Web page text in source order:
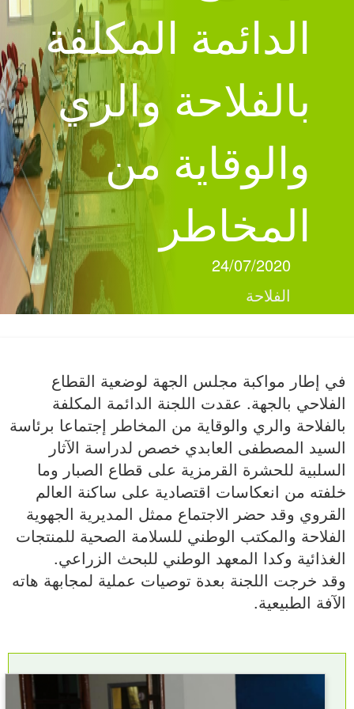
الدائمة المكلفة
بالفلاحة والري
والوقاية من
المخاطر
24/07/2020
الفلاحة
في إطار مواكبة مجلس الجهة لوضعية القطاع
الفلاحي بالجهة. عقدت اللجنة الدائمة المكلفة
بالفلاحة والري والوقاية من المخاطر إجتماعا برئاسة
السيد المصطفى العابدي خصص لدراسة الآثار
السلبية للحشرة القرمزية على قطاع الصبار وما
خلفته من انعكاسات اقتصادية على ساكنة العالم
القروي وقد حضر الاجتماع ممثل المديرية الجهوية
الفلاحة والمكتب الوطني للسلامة الصحية للمنتجات
الغذائية وكدا المعهد الوطني للبحث الزراعي.
وقد خرجت اللجنة بعدة توصيات عملية لمجابهة هاته
الآفة الطبيعية.